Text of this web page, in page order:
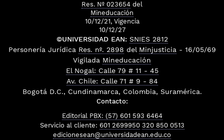
Res. Nº 023654 del
Mineducación
10/12/21, Vigencia
10/12/27
©UNIVERSIDAD EAN: SNIES 2812
Personería Jurídica Res. nº. 2898 del Minjusticia - 16/05/69
Vigilada Mineducación
El Nogal: Calle 79 # 11 - 45
Av. Chile: Calle 71 # 9 - 84
Bogotá D.C., Cundinamarca, Colombia, Suramérica.
Contacto:
Editorial PBX: (57) 601 593 6464
Servicio al cliente: 601 2699950 320 850 0513
edicionesean@universidadean.edu.co